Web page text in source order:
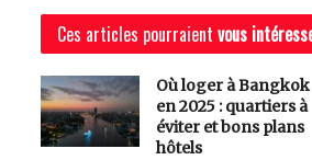
Ces articles pourraient vous
Où loger à Bangkok
en 2025 : quartiers à
éviter et bons plans
hôtels